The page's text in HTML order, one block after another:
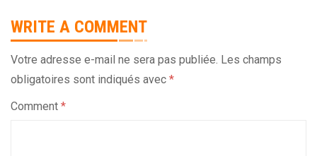
WRITE A COMMENT
Votre adresse e-mail ne sera pas publiée. Les champs
obligatoires sont indiqués avec *
Comment *